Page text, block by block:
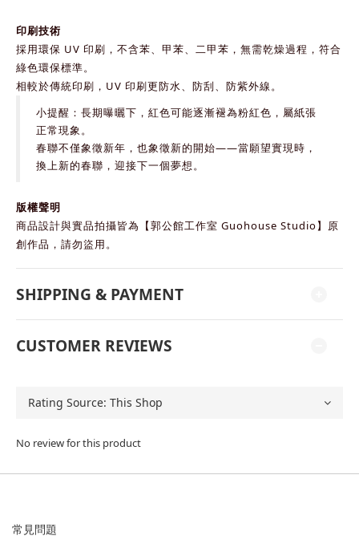
印刷技術
採用環保 UV 印刷，不含苯、甲苯、二甲苯，無需乾燥過程，符合
綠色環保標準。
相較於傳統印刷，UV 印刷更防水、防刮、防紫外線。
小提醒：長期曝曬下，紅色可能逐漸褪為粉紅色，屬紙張
正常現象。
春聯不僅象徵新年，也象徵新的開始——當願望實現時，
換上新的春聯，迎接下一個夢想。
版權聲明
商品設計與實品拍攝皆為【郭公館工作室 Guohouse Studio】原
創作品，請勿盜用。
SHIPPING & PAYMENT
CUSTOMER REVIEWS
No review for this product
常見問題